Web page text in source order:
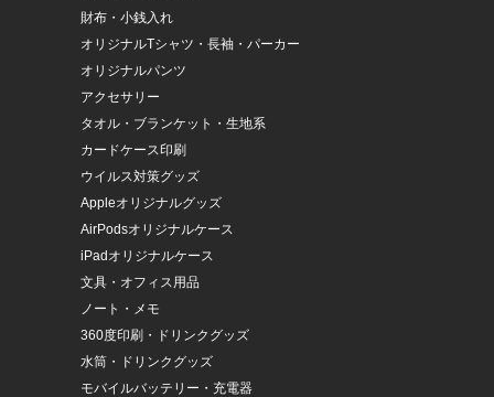
財布・小銭入れ
オリジナルTシャツ・長袖・パーカー
オリジナルパンツ
アクセサリー
タオル・ブランケット・生地系
カードケース印刷
ウイルス対策グッズ
Appleオリジナルグッズ
AirPodsオリジナルケース
iPadオリジナルケース
文具・オフィス用品
ノート・メモ
360度印刷・ドリンクグッズ
水筒・ドリンクグッズ
モバイルバッテリー・充電器